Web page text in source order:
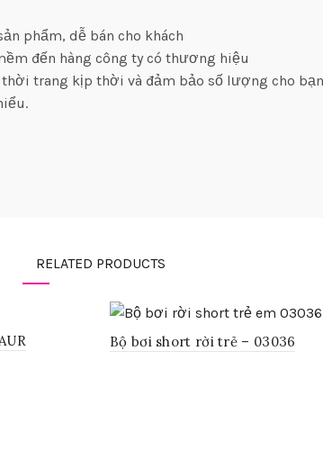
phẩm, dễ bán cho khách
đến hàng công ty có thương hiệu
trang kịp thời và đảm bảo số lượng cho
RELATED PRODUCTS
Bộ bơi short rời trẻ – 03036